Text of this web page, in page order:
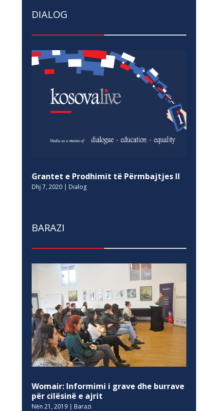
DIALOG
Grantet e Prodhimit të Përmbajtjes II
Dhj 7, 2020| Dialog
BARAZI
Womair: Informimi i grave dhe burrave
për cilësinë e ajrit
Nën 21, 2019| Barazi